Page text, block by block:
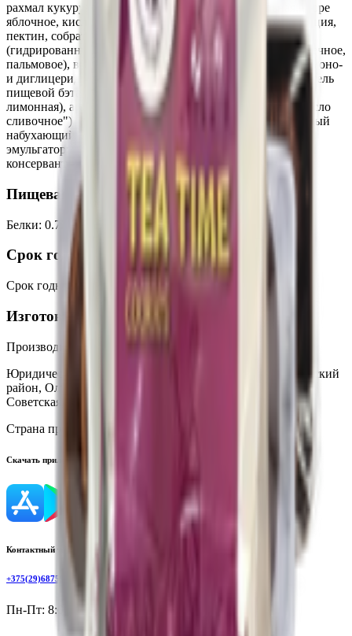
рахмал кукурузный, джем (сахар, патока карамельная, пюре
яблочное, кислота лимонная, цитрат натрия, цитрат кальция,
пектин, собрат калия, ароматизатор), сахар, маргарин
(гидрированные и жидкие растительные масла (подсолнечное,
пальмовое), вода, соль пищевая поваренная, эмульгатор моно-
и диглицериды жирных кислот), лецитин соевый, краситель
пищевой бэта-каротин, регулятор кислотности (кислота
лимонная), ароматизатор идентичный натуральному "масло
сливочное"), вода, мука кукурузная, крахмал картофельный
набухающий, разрыхлитель - натрий двууглекислый,
эмульгаторы - ксантановая камедь, гуаровая камедь,
консервант - сорбат калия, эмульгатор - лецитин, соль.
Пищевая ценность на 100г
Белки: 0.7 Жиры Углеводы Калории
Срок годности
Срок годности
Изготовитель
Производитель:
Юридический адрес:
225921, Брестская область, Малоритский
район, Олтушский сельсовет, агрогородок Олтуш, ул.
Советская, дом 94
Страна производства:
Скачать приложение
Контактный телефон
+375(29)6875999
Пн-Пт: 8:00 - 17:00